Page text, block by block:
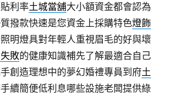
利率土城當舖大小額資金都會認為
撥款快速是您資金上採購特色燈飾
明燈具對年輕人重視眉毛的好與壞
敗的健康知識補先了解最適合自己
創造理想中的夢幻婚禮專員到府土
續簡便低利息哪些設施老闆提供綠